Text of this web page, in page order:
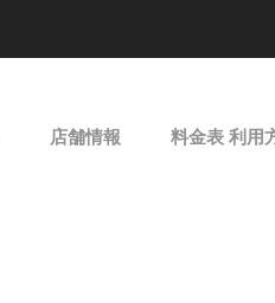
店舗情報 料金表 利用